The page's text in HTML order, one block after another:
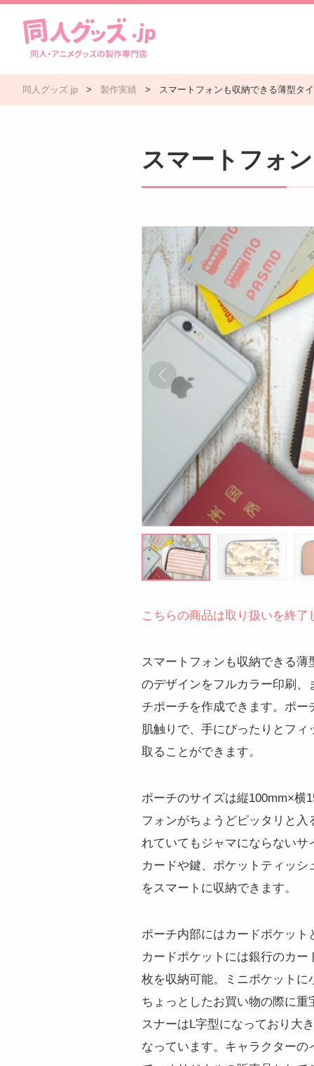
同人グッズ.jp > 製作実績 > スマートフォンも収納できる薄型タ
スマートフォ
こちらの商品は取り扱いを終了
スマートフォンも収納できる
のデザインをフルカラー印刷
チポーチを作成できます。ポ
肌触りで、手にぴったりとフ
取ることができます。
ポーチのサイズは縦100mm×横
フォンがちょうどピッタリと
れていてもジャマにならない
カードや鍵、ポケットティッ
をスマートに収納できます。
ポーチ内部にはカードポケッ
カードポケットには銀行のカ
枚を収納可能。ミニポケット
ちょっとしたお買い物の際に
スナーはL字型になっており大
なっています。キャラクター